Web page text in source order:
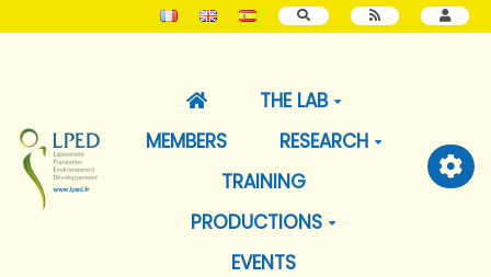
SEARCH
THE LAB
MEMBERS
RESEARCH
TRAINING
PRODUCTIONS
EVENTS